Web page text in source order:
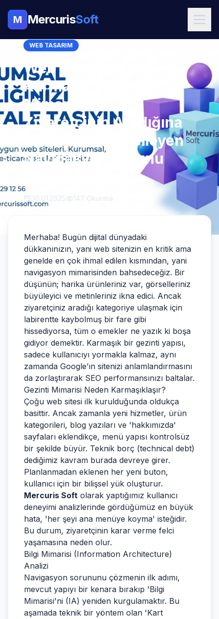
M MercurisSoft
WEB TASARIM
Web Sitenizdeki
Karmaşık Gezinti
Mimarisi Ve
Ziyaretçinin Aradığına
Ulaşmasını Engelleyen
Navigasyon Sorunu
30.01.2025 147 Okunma
Merhaba! Bugün dijital dünyadaki
dükkanınızın, yani web sitenizin en kritik ama
genelde en çok ihmal edilen kısmından, yani
navigasyon mimarisinden bahsedeceğiz. Bir
düşünün; harika ürünleriniz var, görselleriniz
büyüleyici ve metinleriniz ikna edici. Ancak
ziyaretçiniz aradığı kategoriye ulaşmak için
labirentte kaybolmuş bir fare gibi
hissediyorsa, tüm o emekler ne yazık ki boşa
gidiyor demektir. Karmaşık bir gezinti yapısı,
sadece kullanıcıyı yormakla kalmaz, aynı
zamanda Google’ın sitenizi anlamlandırmasını
da zorlaştırarak SEO performansınızı baltalar.
Gezinti Mimarisi Neden Karmaşıklaşır?
Çoğu web sitesi ilk kurulduğunda oldukça
basittir. Ancak zamanla yeni hizmetler, ürün
kategorileri, blog yazıları ve 'hakkımızda'
sayfaları eklendikçe, menü yapısı kontrolsüz
bir şekilde büyür. Teknik borç (technical debt)
dediğimiz kavram burada devreye girer.
Planlanmadan eklenen her yeni buton,
kullanıcı için bir bilişsel yük oluşturur.
Mercuris Soft olarak yaptığımız kullanıcı
deneyimi analizlerinde gördüğümüz en büyük
hata, 'her şeyi ana menüye koyma' isteğidir.
Bu durum, ziyaretçinin karar verme felci
yaşamasına neden olur.
Bilgi Mimarisi (Information Architecture)
Analizi
Navigasyon sorununu çözmenin ilk adımı,
mevcut yapıyı bir kenara bırakıp 'Bilgi
Mimarisi'ni (IA) yeniden kurgulamaktır. Bu
aşamada teknik bir yöntem olan 'Kart